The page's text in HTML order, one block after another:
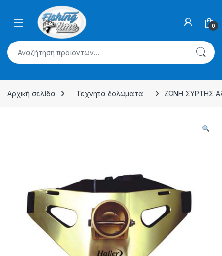
Skip to navigation
0
Αναζήτηση για:
Αρχική σελίδα Τεχνητά δολώματα ΖΩΝΗ ΣΥΡΤΗΣ